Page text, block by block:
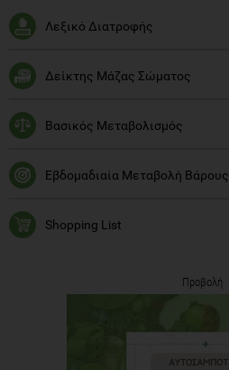
Λεξικό Διατροφής
Δείκτης Μάζας Σώματος
Βασικός Μεταβολισμός
Εβδομαδιαία Μεταβολή Βάρους
Shopping List
Προβολή